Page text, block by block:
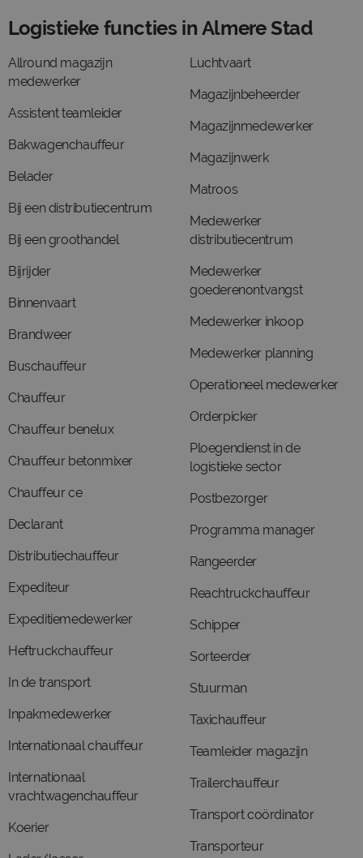
Logistieke functies in Almere Stad
Allround magazijn
medewerker
Assistent teamleider
Bakwagenchauffeur
Belader
Bij een distributiecentrum
Bij een groothandel
Bijrijder
Binnenvaart
Brandweer
Buschauffeur
Chauffeur
Chauffeur benelux
Chauffeur betonmixer
Chauffeur ce
Declarant
Distributiechauffeur
Expediteur
Expeditiemedewerker
Heftruckchauffeur
In de transport
Inpakmedewerker
Internationaal chauffeur
Internationaal
vrachtwagenchauffeur
Koerier
Luchtvaart
Magazijnbeheerder
Magazijnmedewerker
Magazijnwerk
Matroos
Medewerker
distributiecentrum
Medewerker
goederenontvangst
Medewerker inkoop
Medewerker planning
Operationeel medewerker
Orderpicker
Ploegendienst in de
logistieke sector
Postbezorger
Programma manager
Rangeerder
Reachtruckchauffeur
Schipper
Sorteerder
Stuurman
Taxichauffeur
Teamleider magazijn
Trailerchauffeur
Transport coördinator
Transporteur